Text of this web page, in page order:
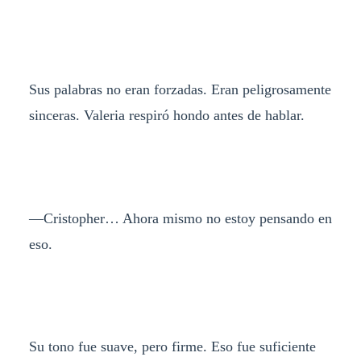
Sus palabras no eran forzadas. Eran peligrosamente
sinceras. Valeria respiró hondo antes de hablar.
—Cristopher… Ahora mismo no estoy pensando en
eso.
Su tono fue suave, pero firme. Eso fue suficiente